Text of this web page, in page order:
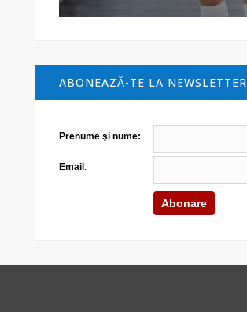
ABONEAZĂ-TE LA NEWSLETTER
Prenume şi nume:
Email :